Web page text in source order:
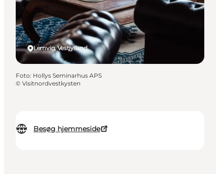
Besøg hjemmeside
Lemvig, Vestjylland
Foto: Hollys Seminarhus APS
© Visitnordvestkysten